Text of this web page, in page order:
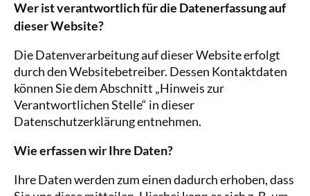
Wer ist verantwortlich für die Datenerfassung auf
dieser Website?
Die Datenverarbeitung auf dieser Website erfolgt
durch den Websitebetreiber. Dessen Kontaktdaten
können Sie dem Abschnitt „Hinweis zur
Verantwortlichen Stelle“ in dieser
Datenschutzerklärung entnehmen.
Wie erfassen wir Ihre Daten?
Ihre Daten werden zum einen dadurch erhoben, dass